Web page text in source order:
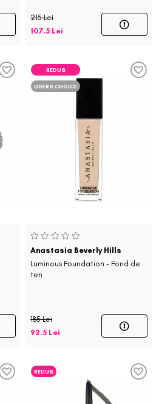
215 Lei
107.5 Lei
REDUS
USERS CHOICE
Anastasia Beverly Hills
Luminous Foundation - Fond de
ten
185 Lei
92.5 Lei
REDUS